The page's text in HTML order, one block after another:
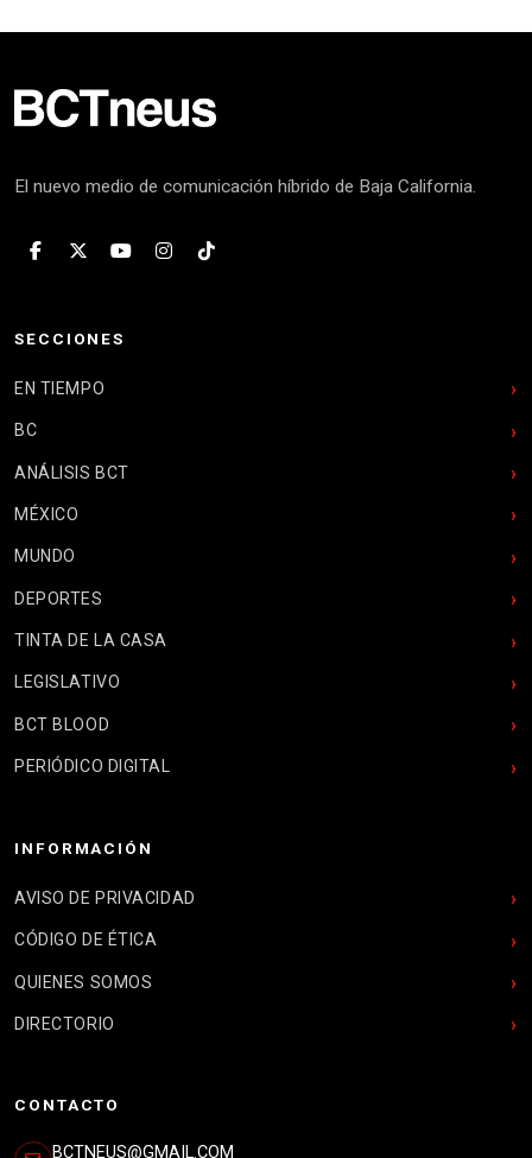
El nuevo medio de comunicación híbrido de Baja California.
SECCIONES
EN TIEMPO
BC
ANÁLISIS BCT
MÉXICO
MUNDO
DEPORTES
TINTA DE LA CASA
LEGISLATIVO
BCT BLOOD
PERIÓDICO DIGITAL
INFORMACIÓN
AVISO DE PRIVACIDAD
CÓDIGO DE ÉTICA
QUIENES SOMOS
DIRECTORIO
CONTACTO
BCTNEUS@GMAIL.COM